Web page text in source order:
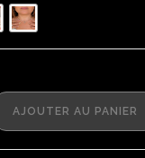
AJOUTER AU PANIER